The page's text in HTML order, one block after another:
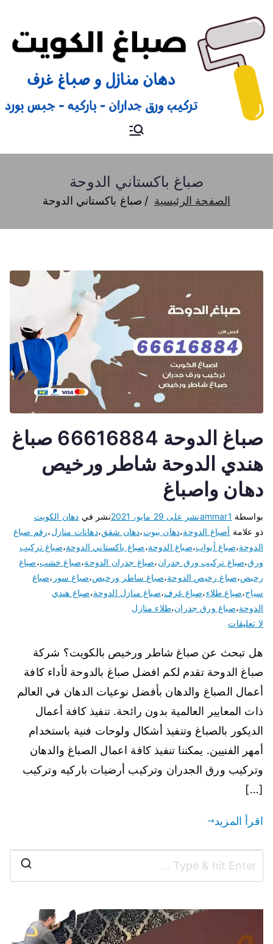
صباغ
صباغ باكستاني الدوحة
الصفحة الرئيسية صباغ باكستاني الدوحة
صباغ الدوحة 66616884 صباغ
هندي الدوحة شاطر ورخيص
دهان واصباغ
بواسطة ammar1نشر على 29 مايو، 2021 نشر في دهان الكويت
ذو علامة أصباغ الدوحة،دهان بيوت،دهان شقق،دهانات منازل،رقم صباغ
الدوحة،صباغ أبواب،صباغ الدوحة،صباغ باكستاني الدوحة،صباغ تركيب
ورق،صباغ تركيب ورق جدران،صباغ جدران الدوحة،صباغ خشب،صباغ
رخيص،صباغ رخيص الدوحة،صباغ ساطر ورخيص،صباغ سور ،صباغ
سياج،صباغ طلاء،صباغ غرف،صباغ منازل الدوحة،صباغ هندي
الدوحة،صباغ ورق جدران،طلاء منازل
لا تعليقات
هل تبحث عن صباغ شاطر ورخيص بالكويت؟ شركة
صباغ الدوحة تقدم لكم افضل صباغ بالدوحة لأداء كافة
أعمال الصباغ والدهان بأفضل نوعيات الدهان في العالم
ذات المعايير العالمية بدون رائحة. تنفيذ كافة أعمال
الديكور بالصباغ وتنفيذ أشكال ولوحات فنية باستخدام
أمهر الفنيين. يمكننا تنفيذ كافة اعمال الصباغ والدهان
وتركيب ورق الجدران وتركيب أرضيات باركيه وتركيب
[…]
اقرأ المزيد